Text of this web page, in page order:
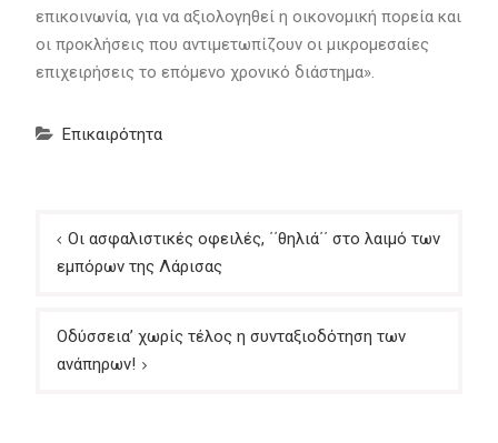
επικοινωνία, για να αξιολογηθεί η οικονομική πορεία και
οι προκλήσεις που αντιμετωπίζουν οι μικρομεσαίες
επιχειρήσεις το επόμενο χρονικό διάστημα».
Επικαιρότητα
άρθρων
Οι ασφαλιστικές οφειλές, ΄΄θηλιά΄΄ στο λαιμό των
εμπόρων της Λάρισας
Οδύσσεια’ χωρίς τέλος η συνταξιοδότηση των
ανάπηρων!